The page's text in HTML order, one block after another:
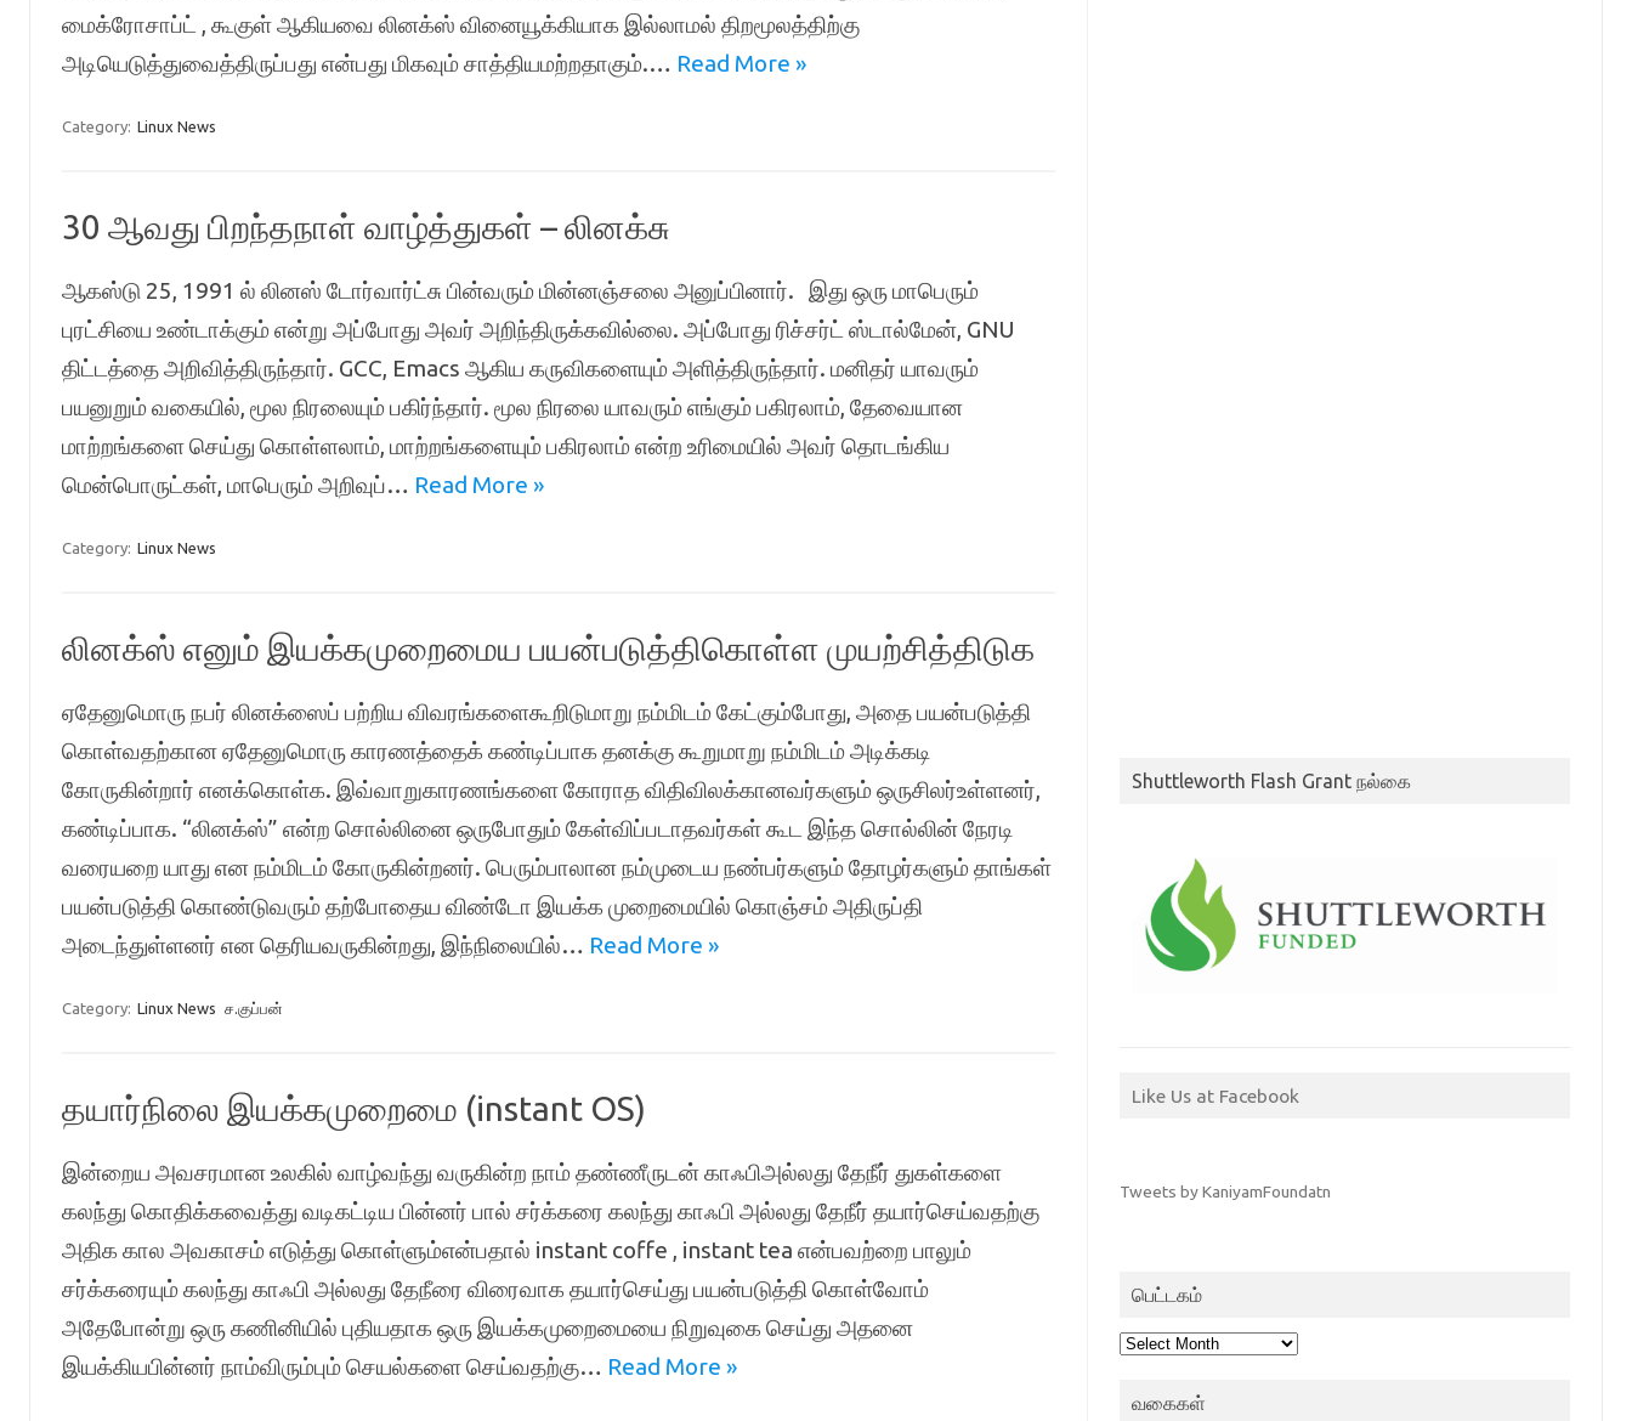
மைக்ரோசாப்ட் , கூகுள் ஆகியவை லினக்ஸ் வினையூக்கியாக இல்லாமல் திறமூலத்திற்கு
அடியெடுத்துவைத்திருப்பது என்பது மிகவும் சாத்தியமற்றதாகும்.… Read More »
Category: Linux News
30 ஆவது பிறந்தநாள் வாழ்த்துகள் – லினக்சு
ஆகஸ்டு 25, 1991 ல் லினஸ் டோர்வார்ட்சு பின்வரும் மின்னஞ்சலை அனுப்பினார். இது ஒரு மாபெரும்
புரட்சியை உண்டாக்கும் என்று அப்போது அவர் அறிந்திருக்கவில்லை. அப்போது ரிச்சர்ட் ஸ்டால்மேன், GNU
திட்டத்தை அறிவித்திருந்தார். GCC, Emacs ஆகிய கருவிகளையும் அளித்திருந்தார். மனிதர் யாவரும்
பயனுறும் வகையில், மூல நிரலையும் பகிர்ந்தார். மூல நிரலை யாவரும் எங்கும் பகிரலாம், தேவையான
மாற்றங்களை செய்து கொள்ளலாம், மாற்றங்களையும் பகிரலாம் என்ற உரிமையில் அவர் தொடங்கிய
மென்பொருட்கள், மாபெரும் அறிவுப்… Read More »
Category: Linux News
லினக்ஸ் எனும் இயக்கமுறைமைய பயன்படுத்திகொள்ள முயற்சித்திடுக
ஏதேனுமொரு நபர் லினக்ஸைப் பற்றிய விவரங்களைகூறிடுமாறு நம்மிடம் கேட்கும்போது, அதை பயன்படுத்தி
கொள்வதற்கான ஏதேனுமொரு காரணத்தைக் கண்டிப்பாக தனக்கு கூறுமாறு நம்மிடம் அடிக்கடி
கோருகின்றார் எனக்கொள்க. இவ்வாறுகாரணங்களை கோராத விதிவிலக்கானவர்களும் ஒருசிலர்உள்ளனர்,
கண்டிப்பாக. “லினக்ஸ்” என்ற சொல்லினை ஒருபோதும் கேள்விப்படாதவர்கள் கூட இந்த சொல்லின் நேரடி
வரையறை யாது என நம்மிடம் கோருகின்றனர். பெரும்பாலான நம்முடைய நண்பர்களும் தோழர்களும் தாங்கள்
பயன்படுத்தி கொண்டுவரும் தற்போதைய விண்டோ இயக்க முறைமையில் கொஞ்சம் அதிருப்தி
அடைந்துள்ளனர் என தெரியவருகின்றது, இந்நிலையில்… Read More »
Category: Linux News ச.குப்பன்
தயார்நிலை இயக்கமுறைமை (instant OS)
இன்றைய அவசரமான உலகில் வாழ்வந்து வருகின்ற நாம் தண்ணீருடன் காஃபிஅல்லது தேநீர் துகள்களை
கலந்து கொதிக்கவைத்து வடிகட்டிய பின்னர் பால் சர்க்கரை கலந்து காஃபி அல்லது தேநீர் தயார்செய்வதற்கு
அதிக கால அவகாசம் எடுத்து கொள்ளும்என்பதால் instant coffe , instant tea என்பவற்றை பாலும்
சர்க்கரையும் கலந்து காஃபி அல்லது தேநீரை விரைவாக தயார்செய்து பயன்படுத்தி கொள்வோம்
அதேபோன்று ஒரு கணினியில் புதியதாக ஒரு இயக்கமுறைமையை நிறுவுகை செய்து அதனை
இயக்கியபின்னர் நாம்விரும்பும் செயல்களை செய்வதற்கு… Read More »
Shuttleworth Flash Grant நல்கை
Like Us at Facebook
Tweets by KaniyamFoundatn
பெட்டகம்
பெட்டகம்
வகைகள்